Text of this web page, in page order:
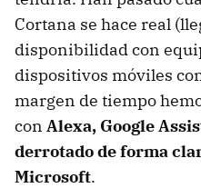
Cortana se hace real
disponibilidad con
dispositivos móviles
margen de tiempo
con Alexa, Google
derrotado de forma
Microsoft.